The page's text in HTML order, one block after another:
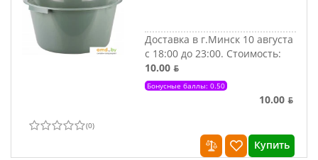
Доставка в г.Минск 10 августа
с 18:00 до 23:00. Стоимость:
10.00 ƃ
Бонусные баллы: 0.50
10.00 ƃ
(0)
Купить